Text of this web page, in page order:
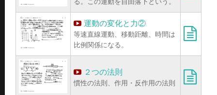
運動の変化と力②
等速直線運動、移動距離、時間は
比例関係になる。
２つの法則
慣性の法則、作用・反作用の法則